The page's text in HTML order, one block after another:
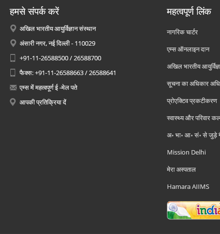
हमसे संपर्क करें
अखिल भारतीय आयुर्विज्ञान संस्थान
अंसारी नगर, नई दिल्ली - 110029
+91-11-26588500 / 26588700
फैक्स: +91-11-26588663 / 26588641
एम्स में महत्वपूर्ण ई -मेल पते
आपकी प्रतिक्रिया दें
महत्वपूर्ण लिंक
नागरिक चार्टर
एम्स ऑनलाइन दान
अखिल भारतीय
सूचना का अधिकार
प्रोएक्टिव प्रकटीकरण
स्वास्थ्य और परिवार
अ॰ भा॰ आ॰ सं॰ से जुड़े
Mission Delhi
मेरा अस्पताल
Hamara AIIMS